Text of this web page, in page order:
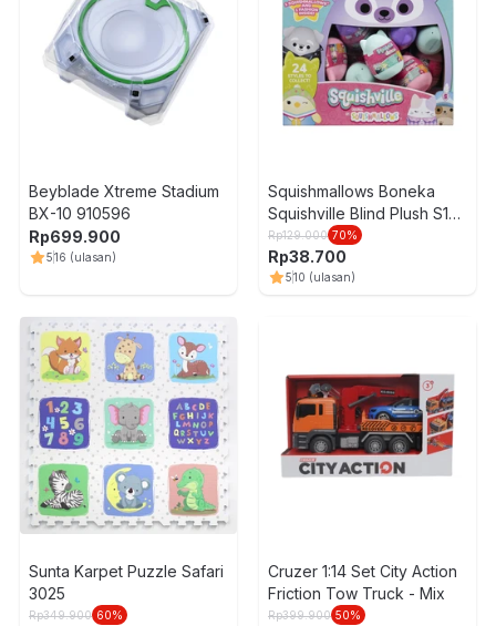
Beyblade Xtreme Stadium
BX-10 910596
Rp699.900
516 (ulasan)
Squishmallows Boneka
Squishville Blind Plush S10
Random
Rp129.000 70%
Rp38.700
510 (ulasan)
Sunta Karpet Puzzle Safari
3025
Rp349.900 60%
Cruzer 1:14 Set City Action
Friction Tow Truck - Mix
Rp399.900 50%